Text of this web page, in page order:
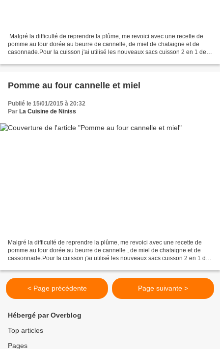
Malgré la difficulté de reprendre la plûme, me revoici avec une recette de
pomme au four dorée au beurre de cannelle, de miel de chataigne et de
casonnade.Pour la cuisson j'ai utilisé les nouveaux sacs cuisson 2 en 1 de
Pomme au four cannelle et miel
Publié le 15/01/2015 à 20:32
Par La Cuisine de Niniss
Malgré la difficulté de reprendre la plûme, me revoici avec une recette de
pomme au four dorée au beurre de cannelle , de miel de chataigne et de
cassonnade.Pour la cuisson j'ai utilisé les nouveaux sacs cuisson 2 en 1 de
< Page précédente Page suivante >
Hébergé par Overblog
Top articles
Pages